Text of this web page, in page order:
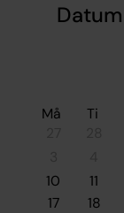
Datum
Må Ti
10
11
17
18